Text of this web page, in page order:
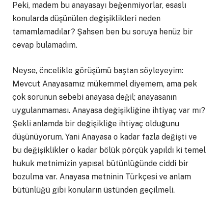
Peki, madem bu anayasayı beğenmiyorlar, esaslı
konularda düşünülen değişiklikleri neden
tamamlamadılar? Şahsen ben bu soruya henüz bir
cevap bulamadım.
Neyse, öncelikle görüşümü baştan söyleyeyim:
Mevcut Anayasamız mükemmel diyemem, ama pek
çok sorunun sebebi anayasa değil; anayasanın
uygulanmaması. Anayasa değişikliğine ihtiyaç var mı?
Şekli anlamda bir değişikliğe ihtiyaç olduğunu
düşünüyorum. Yani Anayasa o kadar fazla değişti ve
bu değişiklikler o kadar bölük pörçük yapıldı ki temel
hukuk metnimizin yapısal bütünlüğünde ciddi bir
bozulma var. Anayasa metninin Türkçesi ve anlam
bütünlüğü gibi konuların üstünden geçilmeli.